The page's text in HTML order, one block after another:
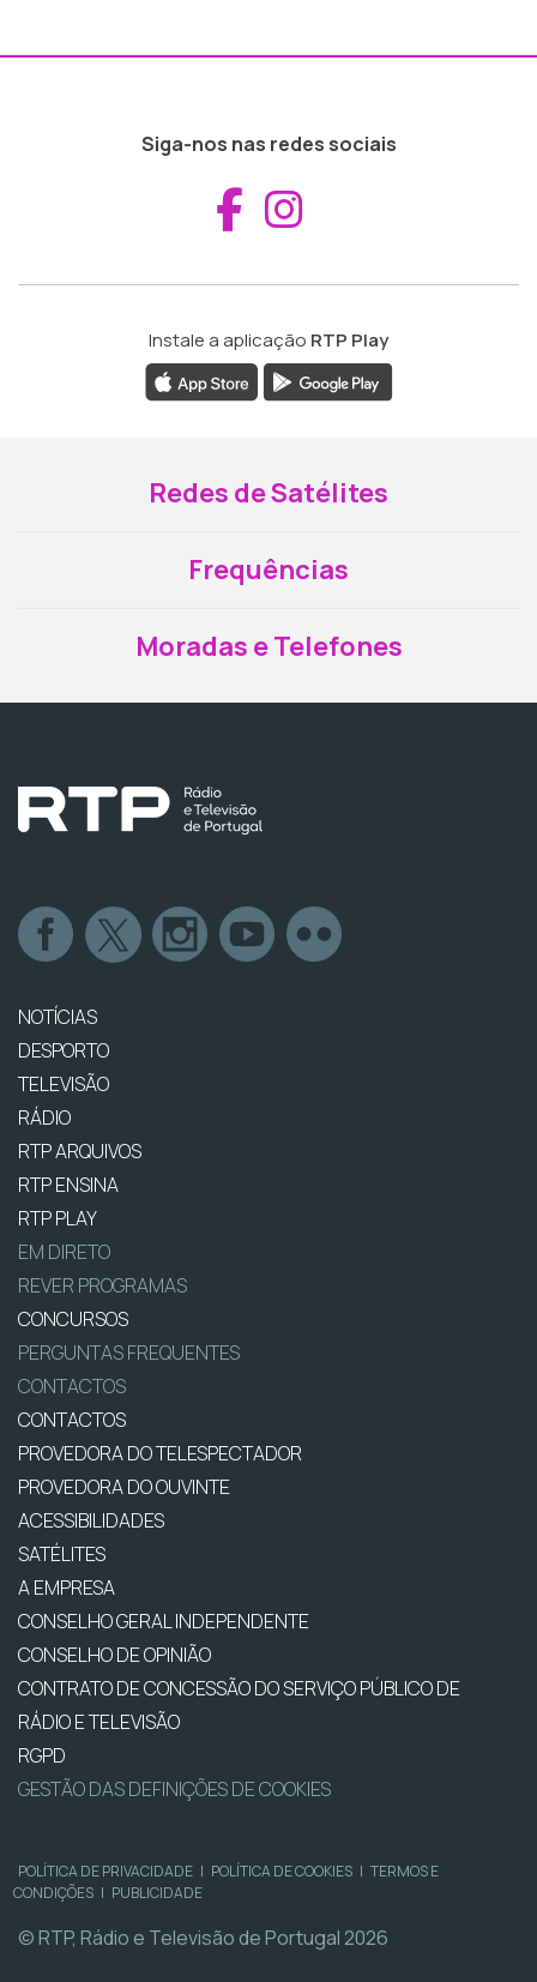
Siga-nos nas redes sociais
Aceder ao
Instale a aplicação RTP Play
Redes de Satélites
Frequências
Moradas e Telefones
NOTÍCIAS
DESPORTO
TELEVISÃO
RÁDIO
RTP ARQUIVOS
RTP ENSINA
RTP PLAY
EM DIRETO
REVER PROGRAMAS
CONCURSOS
PERGUNTAS FREQUENTES
CONTACTOS
CONTACTOS
PROVEDORA DO TELESPECTADOR
PROVEDORA DO OUVINTE
ACESSIBILIDADES
SATÉLITES
A EMPRESA
CONSELHO GERAL INDEPENDENTE
CONSELHO DE OPINIÃO
CONTRATO DE CONCESSÃO DO SERVIÇO PÚBLICO DE
RÁDIO E TELEVISÃO
RGPD
GESTÃO DAS DEFINIÇÕES DE COOKIES
POLÍTICA DE PRIVACIDADE | POLÍTICA DE COOKIES | TERMOS E
CONDIÇÕES | PUBLICIDADE
© RTP, Rádio e Televisão de Portugal 2026